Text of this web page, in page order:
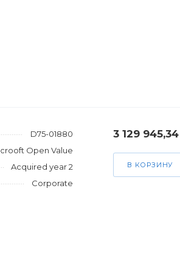
D75-01880
Open Value
Acquired year 2
Corporate
3 129
В КОРЗИНУ